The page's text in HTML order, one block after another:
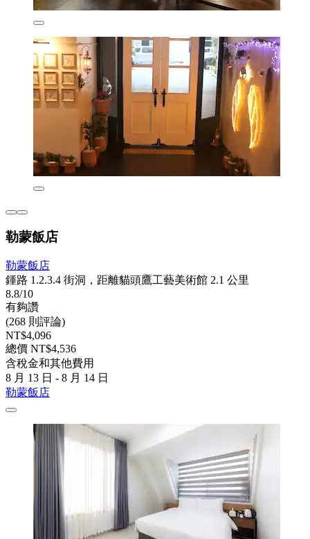
勒蒙飯店
勒蒙飯店
鍾路 1.2.3.4 街洞，距離貓頭鷹工藝美術館 2.1 公里
8.8/10
有夠讚
(268 則評論)
NT$4,096
總價 NT$4,536
含稅金和其他費用
8 月 13 日 - 8 月 14 日
勒蒙飯店